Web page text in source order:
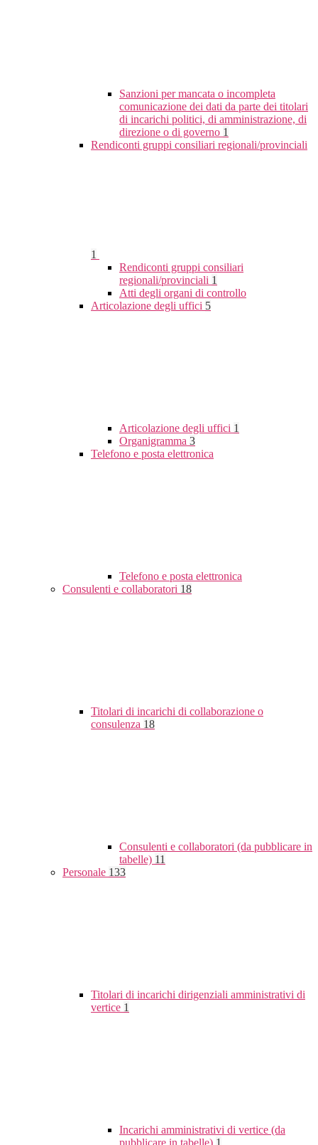
Sanzioni per mancata o incompleta
comunicazione dei dati da parte dei titolari
di incarichi politici, di amministrazione, di
direzione o di governo 1
Rendiconti gruppi consiliari regionali/provinciali
1
Rendiconti gruppi consiliari
regionali/provinciali 1
Atti degli organi di controllo
Articolazione degli uffici 5
Articolazione degli uffici 1
Organigramma 3
Telefono e posta elettronica
Telefono e posta elettronica
Consulenti e collaboratori 18
Titolari di incarichi di collaborazione o
consulenza 18
Consulenti e collaboratori (da pubblicare in
tabelle) 11
Personale 133
Titolari di incarichi dirigenziali amministrativi di
vertice 1
Incarichi amministrativi di vertice (da